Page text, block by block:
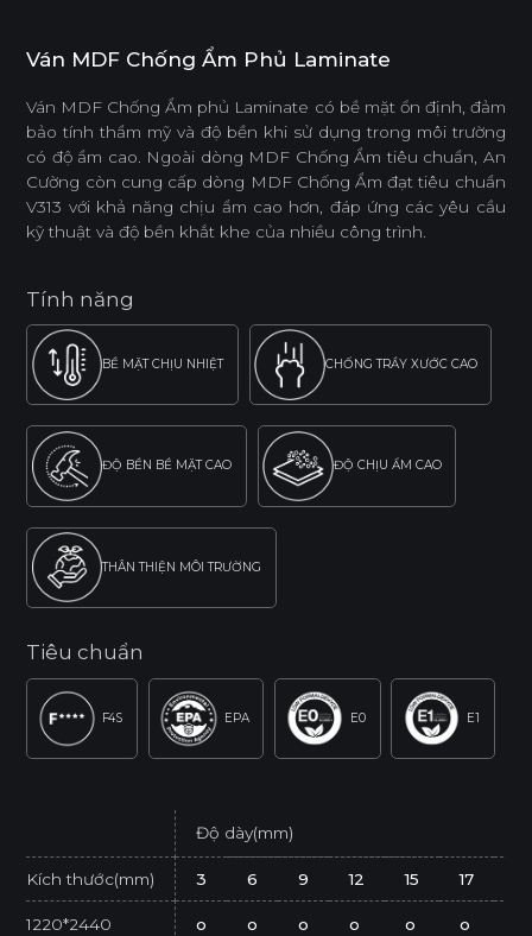
Ván MDF Chống Ẩm Phủ Laminate
Ván MDF Chống Ẩm phủ Laminate có bề mặt ổn định, đảm
bảo tính thẩm mỹ và độ bền khi sử dụng trong môi trường
có độ ẩm cao. Ngoài dòng MDF Chống Ẩm tiêu chuẩn, An
Cường còn cung cấp dòng MDF Chống Ẩm đạt tiêu chuẩn
V313 với khả năng chịu ẩm cao hơn, đáp ứng các yêu cầu
kỹ thuật và độ bền khắt khe của nhiều công trình.
Tính năng
BỀ MẶT CHỊU NHIỆT CHỐNG TRẦY XƯỚC CAO
ĐỘ BỀN BỀ MẶT CAO ĐỘ CHỊU ẨM CAO
THÂN THIỆN MÔI TRƯỜNG
Tiêu chuẩn
F4S EPA E0 E1
Độ dày(mm)
Kích thước(mm) 3 6 9 12 15 17
1220*2440 o o o o o o